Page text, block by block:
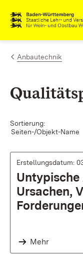
Zum Inhalt
Link zur Startseite
Anbautechnik
Sortierung:
Seiten-/Objekt-Name
Erstellungsdatum:
Ursachen,
Mehr